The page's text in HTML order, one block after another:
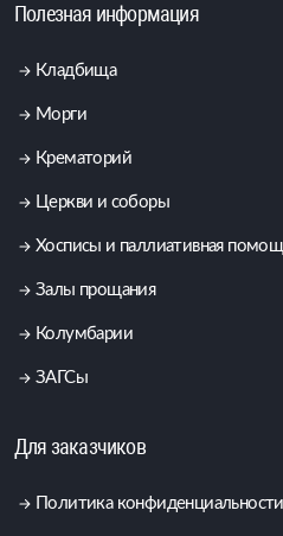
Полезная информация
Кладбища
Морги
Крематорий
Церкви и соборы
Хосписы и паллиативная
Залы прощания
Колумбарии
ЗАГСы
Для заказчиков
Политика конфиденциальности